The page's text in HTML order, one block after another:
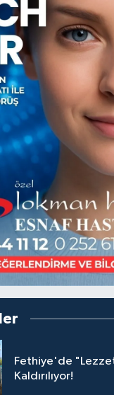
Fethiye'de
Kaldırılıyor!